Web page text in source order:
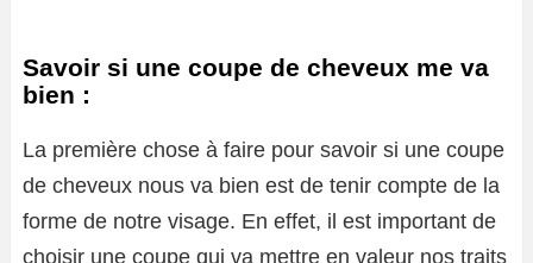
Savoir si une coupe de cheveux me va
bien :
La première chose à faire pour savoir si une coupe
de cheveux nous va bien est de tenir compte de la
forme de notre visage. En effet, il est important de
choisir une coupe qui va mettre en valeur nos traits